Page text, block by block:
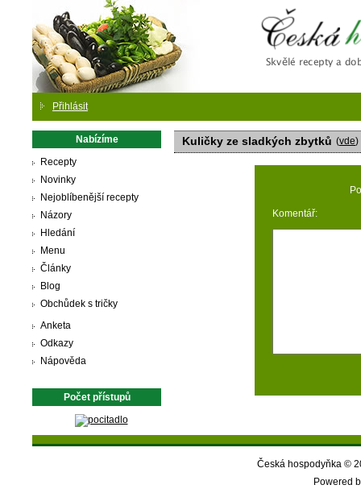
Přihlásit
Nabízíme
Recepty
Novinky
Nejoblíbenější recepty
Názory
Hledání
Menu
Články
Blog
Obchůdek s tričky
Anketa
Odkazy
Nápověda
Počet přístupů
Kuličky ze sladkých zbytků (vde)
Komentář:
Česká hospodyňka ©
Powered